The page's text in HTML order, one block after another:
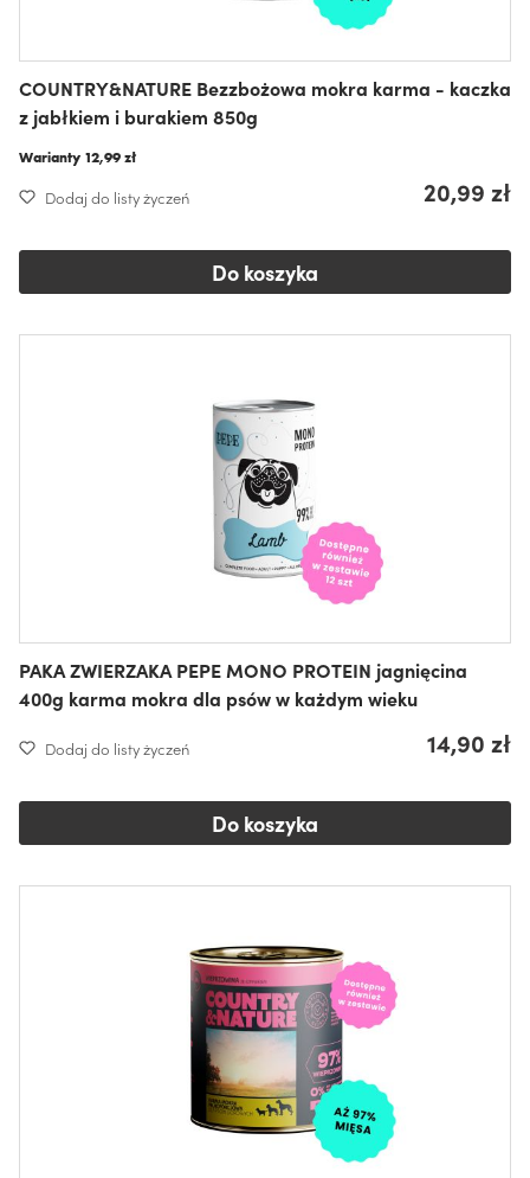
COUNTRY&NATURE Bezzbożowa mokra karma - kaczka
z jabłkiem i burakiem 850g
Warianty 12,99 zł
Dodaj do listy życzeń 20,99 zł
Do koszyka
PAKA ZWIERZAKA PEPE MONO PROTEIN jagnięcina
400g karma mokra dla psów w każdym wieku
Dodaj do listy życzeń 14,90 zł
Do koszyka